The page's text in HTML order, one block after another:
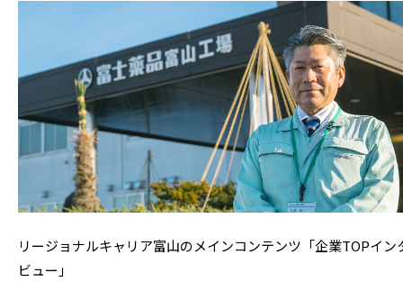
リージョナルキャリア富山のメインコンテンツ「企業TOPイン
ビュー」